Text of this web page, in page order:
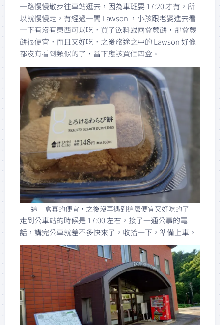
一路慢慢散步往車站逛去，因為車班要 17:20 才有，所
以就慢慢走，有經過一間 Lawson ，小孩跟老婆進去看
一下有沒有東西可以吃，買了飲料跟兩盒蕨餅，那盒蕨
餅很便宜，而且又好吃，之後旅途之中的 Lawson 好像
都沒有看到類似的了，當下應該買個四盒。
這一盒真的便宜，之後沒再遇到這麼便宜又好吃的了
走到公車站的時候是 17:00 左右，接了一通公事的電
話，講完公車就差不多快來了，收拾一下，準備上車。